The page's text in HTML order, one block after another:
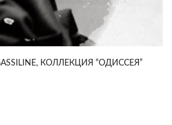
КОЛЛЕКЦИЯ “ОДИССЕЯ”